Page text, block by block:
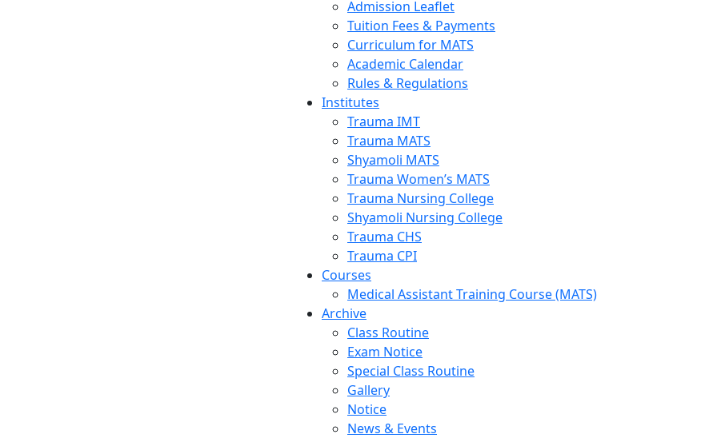
Admission Leaflet
Tuition Fees & Payments
Curriculum for MATS
Academic Calendar
Rules & Regulations
Institutes
Trauma IMT
Trauma MATS
Shyamoli MATS
Trauma Women’s MATS
Trauma Nursing College
Shyamoli Nursing College
Trauma CHS
Trauma CPI
Courses
Medical Assistant Training Course (MATS)
Archive
Class Routine
Exam Notice
Special Class Routine
Gallery
Notice
News & Events